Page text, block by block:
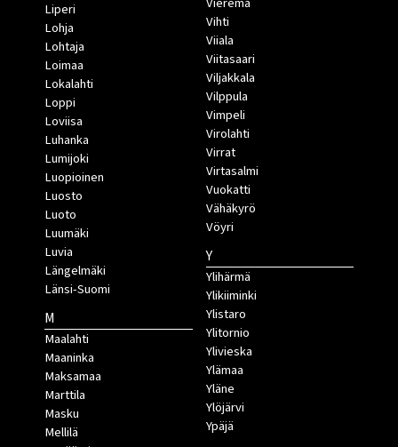
Liperi
Lohja
Lohtaja
Loimaa
Lokalahti
Loppi
Loviisa
Luhanka
Lumijoki
Luopioinen
Luosto
Luoto
Luumäki
Luvia
Längelmäki
Länsi-Suomi
M
Maalahti
Maaninka
Maksamaa
Marttila
Masku
Mellilä
Vihti
Viiala
Viitasaari
Viljakkala
Vilppula
Vimpeli
Virolahti
Virrat
Virtasalmi
Vuokatti
Vähäkyrö
Vöyri
Y
Ylihärmä
Ylikiiminki
Ylistaro
Ylitornio
Ylivieska
Ylämaa
Yläne
Ylöjärvi
Ypäjä